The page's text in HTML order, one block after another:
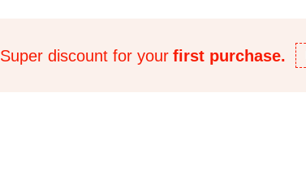
Super discount for yourfirst purchase.